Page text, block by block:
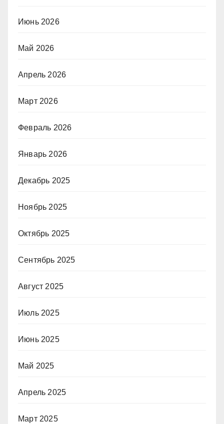
Июнь 2026
Май 2026
Апрель 2026
Март 2026
Февраль 2026
Январь 2026
Декабрь 2025
Ноябрь 2025
Октябрь 2025
Сентябрь 2025
Август 2025
Июль 2025
Июнь 2025
Май 2025
Апрель 2025
Март 2025